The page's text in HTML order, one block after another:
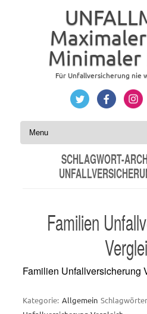
Minimaler
Für Unfallversicherung nie
Zum Inhalt springen
SCHLAGWORT-
Familien
Familien Unfallversicherung
Kategorie: Allgemein